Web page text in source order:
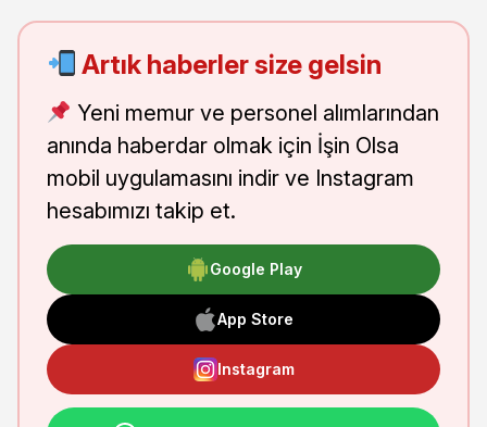
Artık haberler size gelsin
Yeni memur ve personel alımlarından
anında haberdar olmak için İşin Olsa
mobil uygulamasını indir ve Instagram
hesabımızı takip et.
Google Play
App Store
Instagram